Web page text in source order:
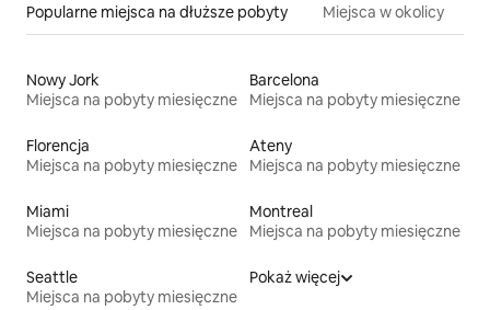
Popularne miejsca na dłuższe pobyty Miejsca w okolicy
Nowy Jork
Miejsca na pobyty miesięczne
Barcelona
Miejsca na pobyty miesięczne
Florencja
Miejsca na pobyty miesięczne
Ateny
Miejsca na pobyty miesięczne
Miami
Miejsca na pobyty miesięczne
Montreal
Miejsca na pobyty miesięczne
Seattle
Miejsca na pobyty miesięczne
Pokaż więcej